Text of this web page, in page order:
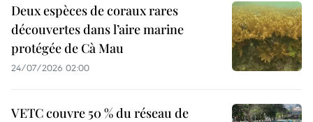
Deux espèces de coraux rares
découvertes dans l’aire marine
protégée de Cà Mau
24/07/2026 02:00
VETC couvre 50 % du réseau de